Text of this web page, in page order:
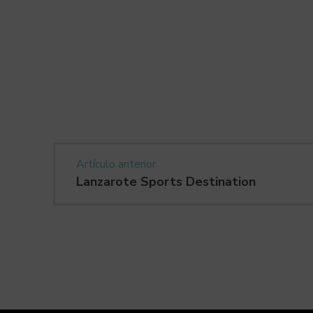
Artículo anterior
Lanzarote Sports Destination